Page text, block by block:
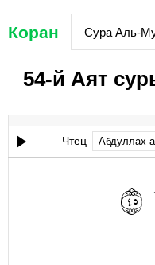
Коран Сура Аль-
54-й Аят
Чтец
٥٤